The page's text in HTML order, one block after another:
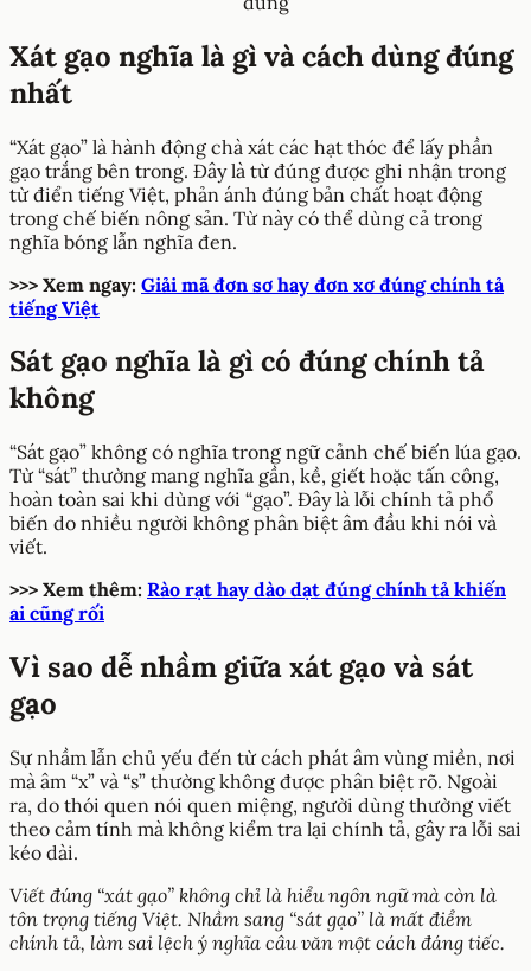
Xát gạo nghĩa là gì và cách dùng đúng
nhất
“Xát gạo” là hành động chà xát các hạt thóc để lấy phần
gạo trắng bên trong. Đây là từ đúng được ghi nhận trong
từ điển tiếng Việt, phản ánh đúng bản chất hoạt động
trong chế biến nông sản. Từ này có thể dùng cả trong
nghĩa bóng lẫn nghĩa đen.
>>> Xem ngay: Giải mã đơn sơ hay đơn xơ đúng chính tả
tiếng Việt
Sát gạo nghĩa là gì có đúng chính tả
không
“Sát gạo” không có nghĩa trong ngữ cảnh chế biến lúa gạo.
Từ “sát” thường mang nghĩa gần, kề, giết hoặc tấn công,
hoàn toàn sai khi dùng với “gạo”. Đây là lỗi chính tả phổ
biến do nhiều người không phân biệt âm đầu khi nói và
viết.
>>> Xem thêm: Rào rạt hay dào dạt đúng chính tả khiến
ai cũng rối
Vì sao dễ nhầm giữa xát gạo và sát
gạo
Sự nhầm lẫn chủ yếu đến từ cách phát âm vùng miền, nơi
mà âm “x” và “s” thường không được phân biệt rõ. Ngoài
ra, do thói quen nói quen miệng, người dùng thường viết
theo cảm tính mà không kiểm tra lại chính tả, gây ra lỗi sai
kéo dài.
Viết đúng “xát gạo” không chỉ là hiểu ngôn ngữ mà còn là
tôn trọng tiếng Việt. Nhầm sang “sát gạo” là mất điểm
chính tả, làm sai lệch ý nghĩa câu văn một cách đáng tiếc.